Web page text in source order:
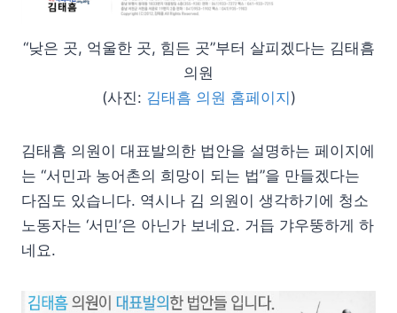
“낮은 곳, 억울한 곳, 힘든 곳”부터 살피겠다는 김태흠
의원
(사진: 김태흠 의원 홈페이지 )
김태흠 의원이 대표발의한 법안을 설명하는 페이지에
는 “서민과 농어촌의 희망이 되는 법”을 만들겠다는
다짐도 있습니다. 역시나 김 의원이 생각하기에 청소
노동자는 ‘서민’은 아닌가 보네요. 거듭 갸우뚱하게 하
네요.